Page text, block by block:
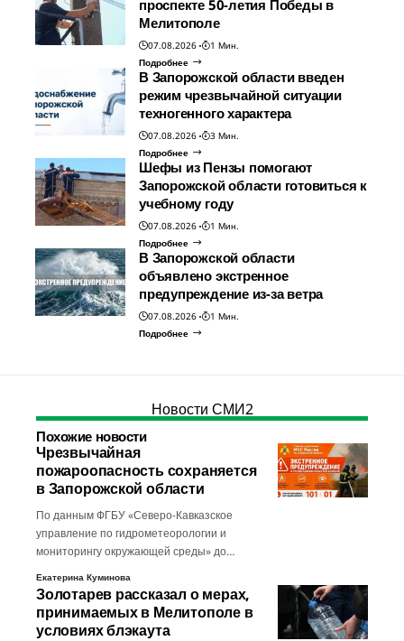
проспекте 50-летия Победы в
Мелитополе
07.08.2026
1 Мин.
Подробнее
В Запорожской области введен
режим чрезвычайной ситуации
техногенного характера
07.08.2026
3 Мин.
Подробнее
Шефы из Пензы помогают
Запорожской области готовиться к
учебному году
07.08.2026
1 Мин.
Подробнее
В Запорожской области
объявлено экстренное
предупреждение из-за ветра
07.08.2026
1 Мин.
Подробнее
Новости СМИ2
Похожие новости
Чрезвычайная
пожароопасность сохраняется
в Запорожской области
По данным ФГБУ «Северо-Кавказское
управление по гидрометеорологии и
мониторингу окружающей среды» до…
Екатерина Куминова
Золотарев рассказал о мерах,
принимаемых в Мелитополе в
условиях блэкаута